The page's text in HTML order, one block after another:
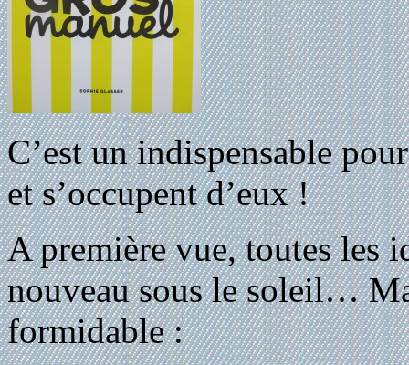
C’est un indispensable
et s’occupent d’eux !
A première vue, toutes les
nouveau sous le soleil…
formidable :